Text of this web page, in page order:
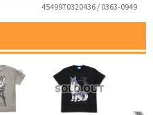
4549970320436 / 0363-0949